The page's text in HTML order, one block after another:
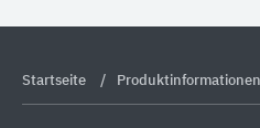
Startseite Produktinformationen